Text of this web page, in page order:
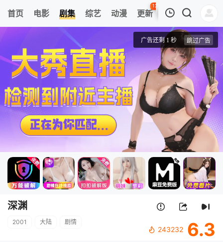
首页 电影 剧集 综艺 动漫 更新
126
热榜 APP
我的观影记录
第1集
深渊
清空
深渊
2001 大陆 剧情
243232 6.3